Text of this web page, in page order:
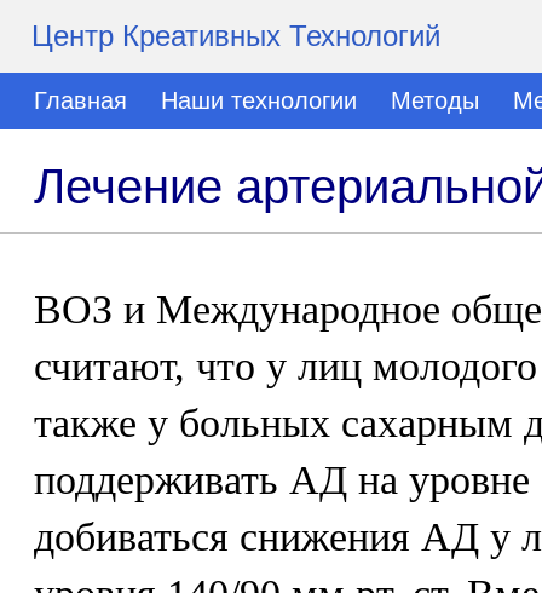
Центр Креативных Технологий
Главная Наши технологии Методы
Лечение
ВОЗ и Международное
считают, что у лиц
также у больных сахарным
поддерживать АД на
добиваться снижения АД у